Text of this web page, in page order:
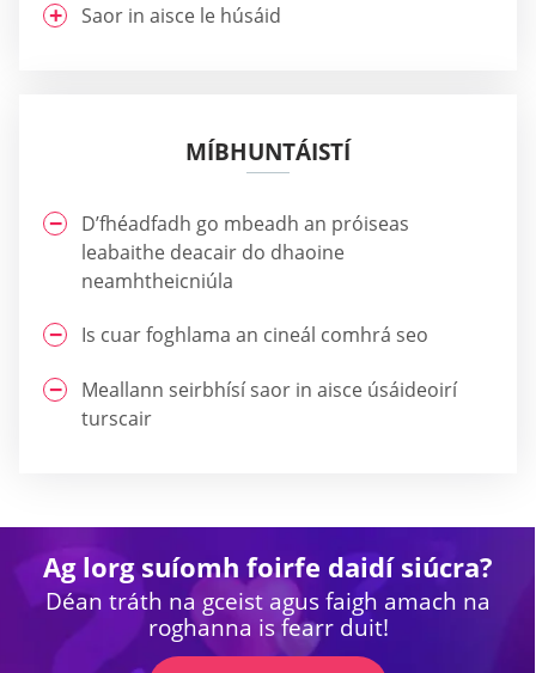
Saor in aisce le húsáid
MÍBHUNTÁISTÍ
D’fhéadfadh go mbeadh an próiseas
leabaithe deacair do dhaoine
neamhtheicniúla
Is cuar foghlama an cineál comhrá seo
Meallann seirbhísí saor in aisce úsáideoirí
turscair
Ag lorg suíomh foirfe daidí siúcra?
Déan tráth na gceist agus faigh amach na
roghanna is fearr duit!